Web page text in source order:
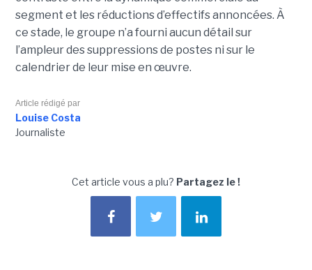
segment et les réductions d’effectifs annoncées. À
ce stade, le groupe n’a fourni aucun détail sur
l’ampleur des suppressions de postes ni sur le
calendrier de leur mise en œuvre.
Article rédigé par
Louise Costa
Journaliste
Cet article vous a plu? Partagez le !